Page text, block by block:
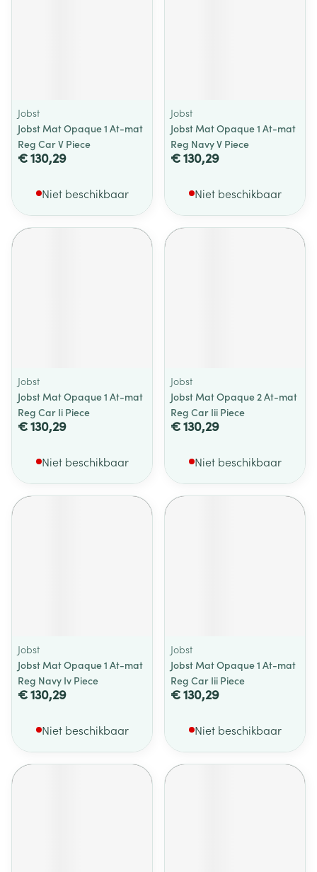
Jobst
Jobst Mat Opaque 1 At-mat
Reg Car V Piece
€ 130,29
Niet beschikbaar
Jobst
Jobst Mat Opaque 1 At-mat
Reg Navy V Piece
€ 130,29
Niet beschikbaar
Jobst
Jobst Mat Opaque 1 At-mat
Reg Car Ii Piece
€ 130,29
Niet beschikbaar
Jobst
Jobst Mat Opaque 2 At-mat
Reg Car Iii Piece
€ 130,29
Niet beschikbaar
Jobst
Jobst Mat Opaque 1 At-mat
Reg Navy Iv Piece
€ 130,29
Niet beschikbaar
Jobst
Jobst Mat Opaque 1 At-mat
Reg Car Iii Piece
€ 130,29
Niet beschikbaar